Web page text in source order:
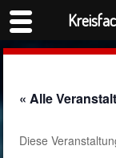
« Alle
Diese